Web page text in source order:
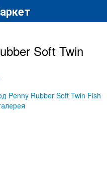
Soft Twin